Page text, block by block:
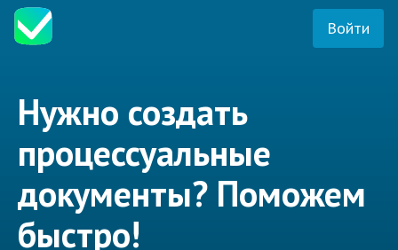
Войти
Нужно создать
процессуальные
документы? Поможем
быстро!